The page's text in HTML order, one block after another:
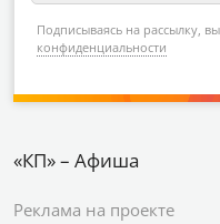
Подписываясь на рассылку,
конфиденциальности
«КП» – Афиша
Реклама на проекте